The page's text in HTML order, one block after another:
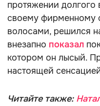
протяжении долгого
своему фирменному
волосами, решился
внезапно показал
котором он лысый.
настоящей
Читайте также: